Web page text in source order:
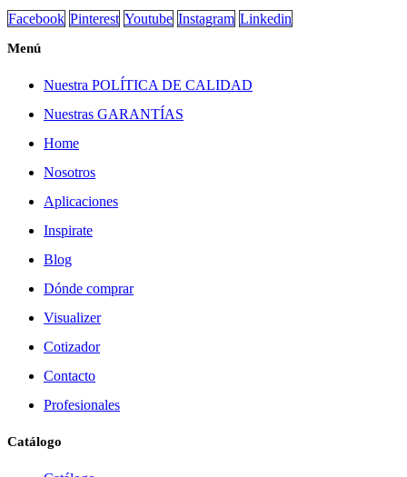
Facebook Pinterest Youtube Instagram Linkedin
Menú
Nuestra POLÍTICA DE CALIDAD
Nuestras GARANTÍAS
Home
Nosotros
Aplicaciones
Inspirate
Blog
Dónde comprar
Visualizer
Cotizador
Contacto
Profesionales
Catálogo